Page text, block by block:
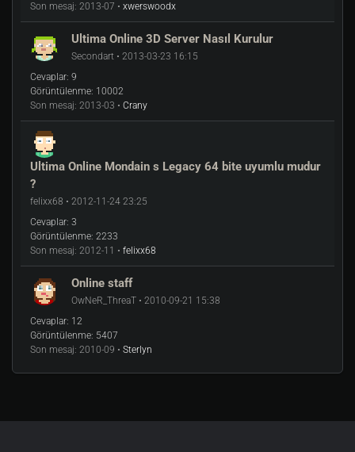
Son mesaj: 2013-07 • xwerswoodx
Ultima Online 3D Server Nasıl Kurulur
Secondart • 2013-03-23 16:15
Cevaplar: 9
Görüntülenme: 10002
Son mesaj: 2013-03 • Crany
Ultima Online Mondain s Legacy 64 bite uyumlu mudur
?
felixx68 • 2012-11-24 23:25
Cevaplar: 3
Görüntülenme: 2233
Son mesaj: 2012-11 • felixx68
Online staff
OwNeR_ThreaT • 2010-09-21 15:38
Cevaplar: 12
Görüntülenme: 5407
Son mesaj: 2010-09 • Sterlyn